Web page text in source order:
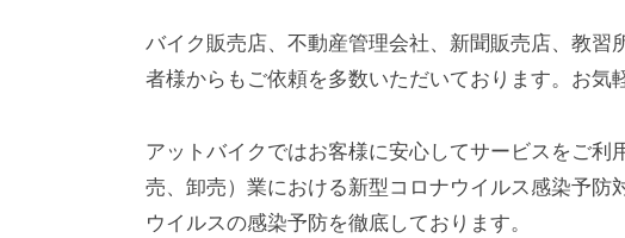
バイク販売店、不動産管理会社、新聞販売店、教習
者様からもご依頼を多数いただいております。お気
アットバイクではお客様に安心してサービスをご利
売、卸売）業における新型コロナウイルス感染予防
ウイルスの感染予防を徹底しております。